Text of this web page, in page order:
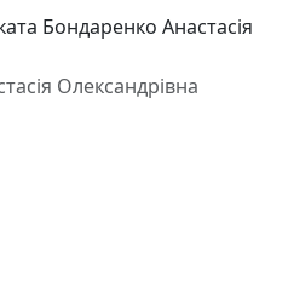
Бондаренко Анастасія
Олександрівна